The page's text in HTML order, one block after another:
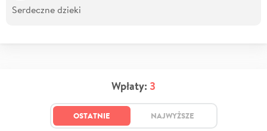
Serdeczne dzieki
Wpłaty: 3
OSTATNIE NAJWYŻSZE